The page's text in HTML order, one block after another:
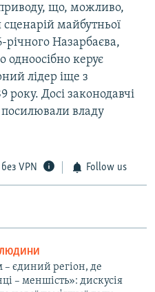
що, можливо,
сценарій майбутньої
річного Назарбаєва,
керує
лідер іще з
року. Досі законодавчі
посилювали владу
VPN Follow us
ЛЮДИНИ
єдиний регіон, де
– меншість»: дискусія